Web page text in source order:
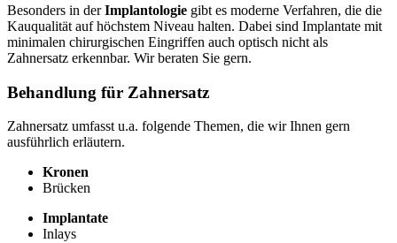
Besonders in derImplantologie gibt es moderne Verfahren, die die
Kauqualität auf höchstem Niveau halten. Dabei sind Implantate mit
minimalen chirurgischen Eingriffen auch optisch nicht als
Zahnersatz erkennbar. Wir beraten Sie gern.
Behandlung für Zahnersatz
Zahnersatz umfasst u.a. folgende Themen, die wir Ihnen gern
ausführlich erläutern.
Kronen
Brücken
Implantate
Inlays